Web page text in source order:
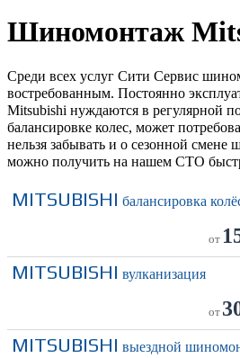
Шиномонтаж
Среди всех услуг Сити Сервис
востребованным. Постоянно
Mitsubishi нуждаются в регулярной
балансировке колес, может
нельзя забывать и о сезонной смене
можно получить на нашем СТО
MITSUBISHI балансировка
от
MITSUBISHI вулканизация
от
MITSUBISHI выездной